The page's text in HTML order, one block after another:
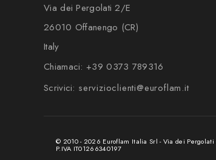
Via dei Pergolati 2/E
26010 Offanengo (CR)
Italy
Chiamaci: +39 0373 789316
Scrivici: servizioclienti@euroflam.it
© 2010 - 2026 Euroflam Italia Srl - Via dei
P.IVA IT01266340197